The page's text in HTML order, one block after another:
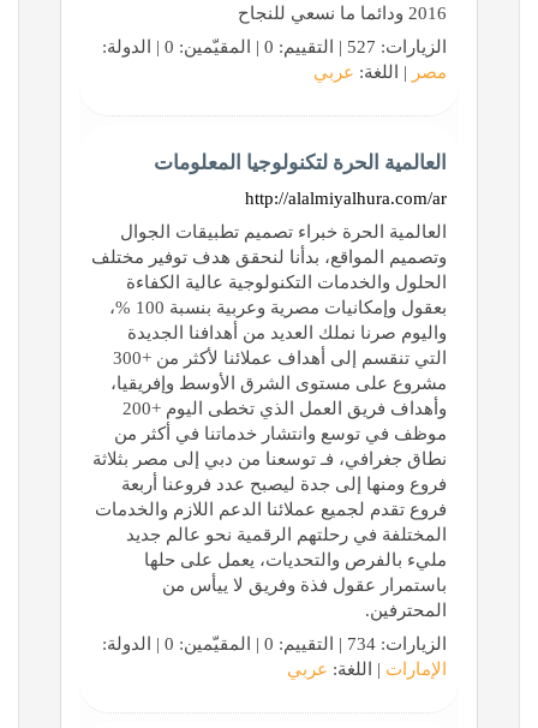
2016 ودائما ما نسعي للنجاح
الزيارات: 527 | التقييم: 0 | المقيّمين: 0 | الدولة:
مصر | اللغة: عربي
العالمية الحرة لتكنولوجيا المعلومات
http://alalmiyalhura.com/ar
العالمية الحرة خبراء تصميم تطبيقات الجوال
وتصميم المواقع، بدأنا لنحقق هدف توفير مختلف
الحلول والخدمات التكنولوجية عالية الكفاءة
بعقول وإمكانيات مصرية وعربية بنسبة 100 %،
واليوم صرنا نملك العديد من أهدافنا الجديدة
التي تنقسم إلى أهداف عملائنا لأكثر من +300
مشروع على مستوى الشرق الأوسط وإفريقيا،
وأهداف فريق العمل الذي تخطى اليوم +200
موظف في توسع وانتشار خدماتنا في أكثر من
نطاق جغرافي، فـ توسعنا من دبي إلى مصر بثلاثة
فروع ومنها إلى جدة ليصبح عدد فروعنا أربعة
فروع تقدم لجميع عملائنا الدعم اللازم والخدمات
المختلفة في رحلتهم الرقمية نحو عالم جديد
مليء بالفرص والتحديات، يعمل على حلها
باستمرار عقول فذة وفريق لا ييأس من
المحترفين.
الزيارات: 734 | التقييم: 0 | المقيّمين: 0 | الدولة:
الإمارات | اللغة: عربي